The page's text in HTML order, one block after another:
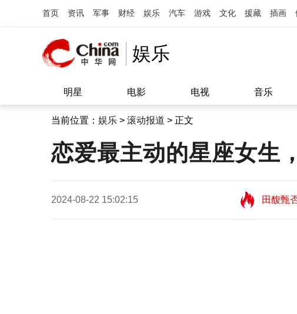
首页 资讯 军事 财经 娱乐 汽车 游戏 文化 援藏 插画
娱乐
明星 电影 电视 音乐
当前位置： 娱乐 > 滚动报道 > 正文
恋爱最主动的星座女生
2024-08-22 15:02:15
田馥甄
望11:08
田馥甄